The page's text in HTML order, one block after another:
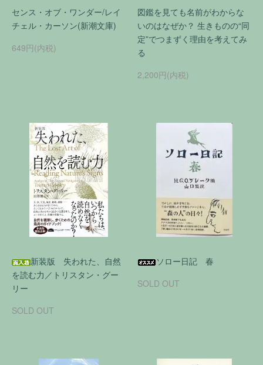
センス・オブ・ワンダー/レイ
チェル・カーソン(新潮文庫)
649円(内税)
図鑑を見ても名前がわからな
いのはなぜか？ 生きものの“同
定”でつまずく理由を考えてみ
る
2,200円(内税)
新装版 失われた、自然
を読む力／トリスタン・グー
リー
SOLD OUT
ソロー日記 春
SOLD OUT